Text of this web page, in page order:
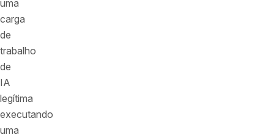
uma
carga
de
trabalho
de
IA
legítima
executando
uma